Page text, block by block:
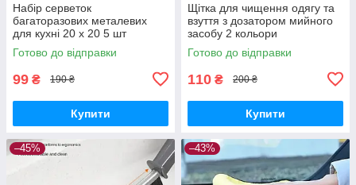
Набір серветок
багаторазових металевих
для кухні 20 х 20 5 шт
Готово до відправки
99 ₴ 190 ₴
Купити
Щітка для чищення одягу та
взуття з дозатором мийного
засобу 2 кольори
Готово до відправки
110 ₴ 200 ₴
Купити
–45% –43%